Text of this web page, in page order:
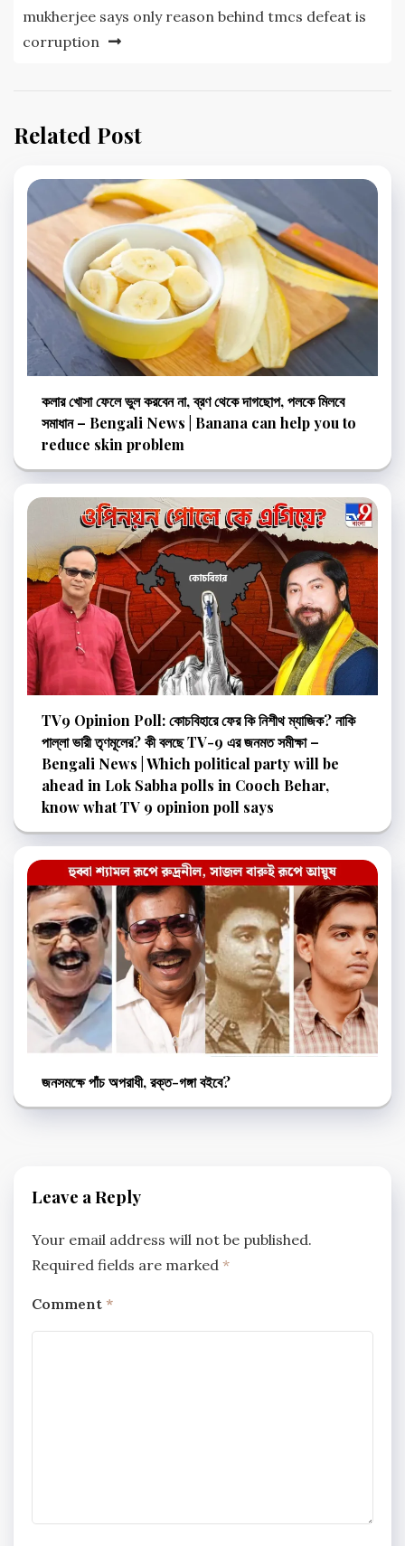
mukherjee says only reason behind tmcs defeat is
corruption
Related Post
কলার খোসা ফেলে ভুল করবেন না, ব্রণ থেকে দাগছোপ, পলকে মিলবে
সমাধান – Bengali News | Banana can help you to
reduce skin problem
TV9 Opinion Poll: কোচবিহারে ফের কি নিশীথ ম্যাজিক? নাকি
পাল্লা ভারী তৃণমূলের? কী বলছে TV-9 এর জনমত সমীক্ষা –
Bengali News | Which political party will be
ahead in Lok Sabha polls in Cooch Behar,
know what TV 9 opinion poll says
জনসমক্ষে পাঁচ অপরাধী, রক্ত-গঙ্গা বইবে?
Leave a Reply
Your email address will not be published.
Required fields are marked *
Comment *